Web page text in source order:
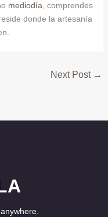
mediodía , comprendes
donde la artesanía
Next Post →